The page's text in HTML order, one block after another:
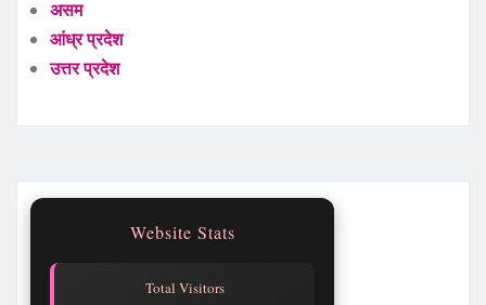
असम
आंध्र प्रदेश
उत्तर प्रदेश
Website Stats
Total Visitors